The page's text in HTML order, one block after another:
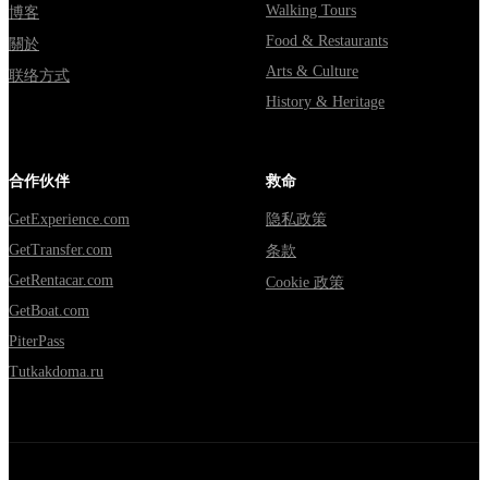
博客
關於
联络方式
Walking Tours
Food & Restaurants
Arts & Culture
History & Heritage
合作伙伴
GetExperience.com
GetTransfer.com
GetRentacar.com
GetBoat.com
PiterPass
Tutkakdoma.ru
救命
隐私政策
条款
Cookie 政策